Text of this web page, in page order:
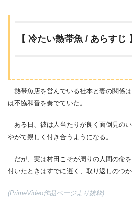
【 冷たい熱帯魚 / あらすじ
熱帯魚店を営んでいる社本と妻の関係
は不協和音を奏でていた。
ある日、彼は人当たりが良く面倒見のい
やがて親しく付き合うようになる。
だが、実は村田こそが周りの人間の命
付いたときはすでに遅く、取り返しのつ
(PrimeVideo作品ページより抜粋)